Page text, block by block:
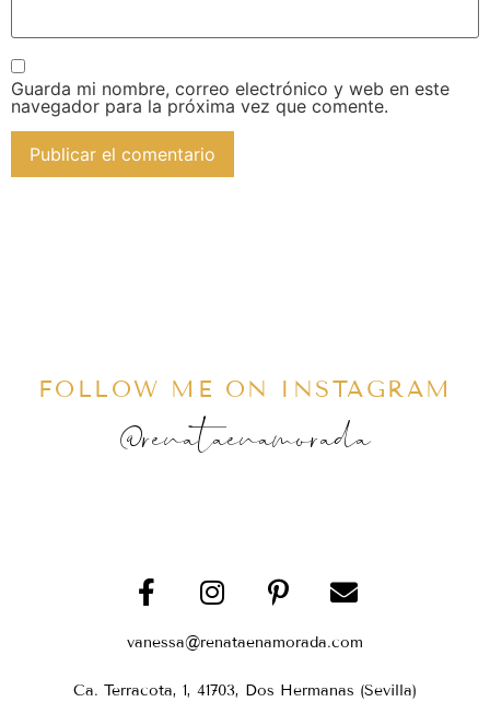
Guarda mi nombre, correo electrónico y web en este
navegador para la próxima vez que comente.
FOLLOW ME ON INSTAGRAM
@renataenamorada
vanessa@renataenamorada.com
Ca. Terracota, 1, 41703, Dos Hermanas (Sevilla)